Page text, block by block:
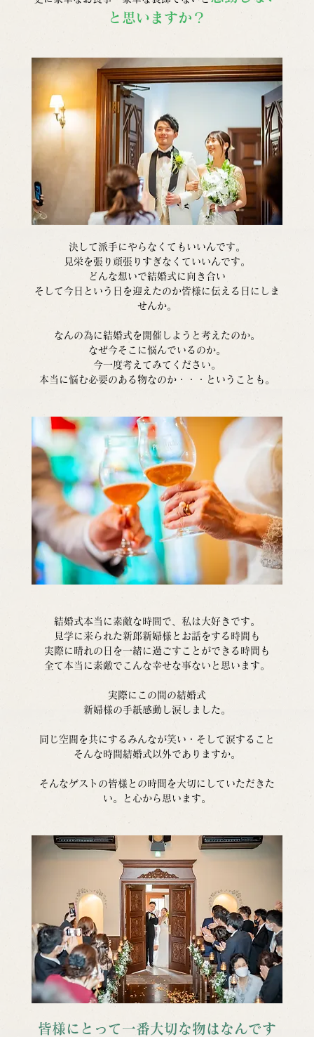
と思いますか？
決して派手にやらなくてもいいんです。
見栄を張り頑張りすぎなくていいんです。
どんな想いで結婚式に向き合い
そして今日という日を迎えたのか皆様に伝える日にしま
せんか。
なんの為に結婚式を開催しようと考えたのか。
なぜ今そこに悩んでいるのか。
今一度考えてみてください。
本当に悩む必要のある物なのか・・・ということも。
結婚式本当に素敵な時間で、私は大好きです。
見学に来られた新郎新婦様とお話をする時間も
実際に晴れの日を一緒に過ごすことができる時間も
全て本当に素敵でこんな幸せな事ないと思います。
実際にこの間の結婚式
新婦様の手紙感動し涙しました。
同じ空間を共にするみんなが笑い・そして涙すること
そんな時間結婚式以外でありますか。
そんなゲストの皆様との時間を大切にしていただきた
い。と心から思います。
皆様にとって一番大切な物はなんです